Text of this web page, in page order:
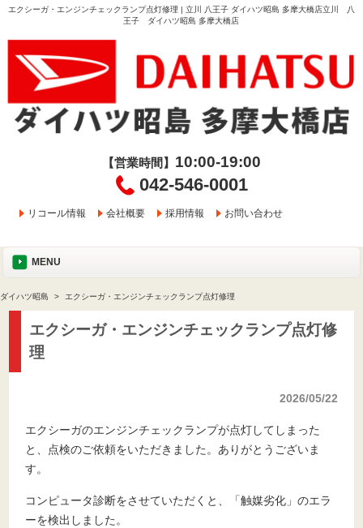
エクシーガ・エンジンチェックランプ点灯修理 | 立川 八王子 ダイハツ昭島 多摩大橋店立川 八
王子 ダイハツ昭島 多摩大橋店
【営業時間】 10:00-19:00
042-546-0001
リコール情報 会社概要 採用情報 お問い合わせ
MENU
ダイハツ昭島 エクシーガ・エンジンチェックランプ点灯修理
エクシーガ・エンジンチェックランプ点灯修
理
2026/05/22
エクシーガのエンジンチェックランプが点灯してしまった
と、点検のご依頼をいただきました。ありがとうございま
す。
コンピュータ診断をさせていただくと、「触媒劣化」のエラ
ーを検出しました。